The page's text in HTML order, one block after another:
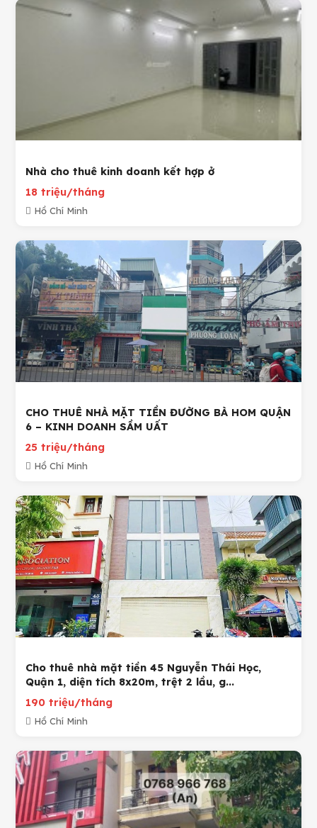
Nhà cho thuê kinh doanh kết hợp ở
18 triệu/tháng
Hồ Chí Minh
CHO THUÊ NHÀ MẶT TIỀN ĐƯỜNG BÀ HOM QUẬN
6 – KINH DOANH SẦM UẤT
25 triệu/tháng
Hồ Chí Minh
Cho thuê nhà mặt tiền 45 Nguyễn Thái Học,
Quận 1, diện tích 8x20m, trệt 2 lầu, g...
190 triệu/tháng
Hồ Chí Minh